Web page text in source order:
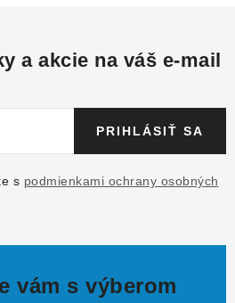
a akcie na váš e-mail
s podmienkami ochrany osobných
PRIHLÁSIŤ SA
vám s výberom